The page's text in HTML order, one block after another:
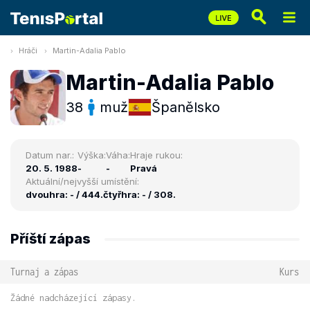
Hráči Martin-Adalia Pablo
Martin-Adalia Pablo
38 muž Španělsko
Datum nar.:
20. 5. 1988
Výška:
-
Váha:
-
Hraje rukou:
Pravá
Aktuální/nejvyšší umístění:
dvouhra: - / 444.čtyřhra: - / 308.
Příští zápas
Turnaj a zápas Kurs
Žádné nadcházející zápasy.